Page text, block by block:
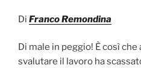
Di Franco Remondina
Di male in peggio! È così che
svalutare il lavoro ha